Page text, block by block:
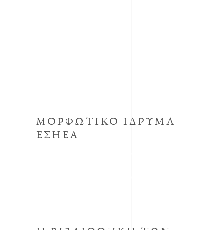
ΜΟΡΦΩΤΙΚΟ ΙΔΡΥΜΑ
ΕΣΗΕΑ